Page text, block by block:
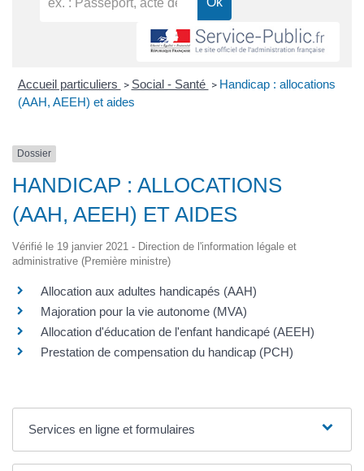
Accueil particuliers > Social - Santé > Handicap : allocations
(AAH, AEEH) et aides
Dossier
HANDICAP : ALLOCATIONS
(AAH, AEEH) ET AIDES
Vérifié le 19 janvier 2021 - Direction de l'information légale et
administrative (Première ministre)
Allocation aux adultes handicapés (AAH)
Majoration pour la vie autonome (MVA)
Allocation d'éducation de l'enfant handicapé (AEEH)
Prestation de compensation du handicap (PCH)
Services en ligne et formulaires